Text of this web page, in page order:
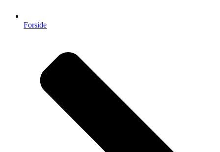
Forside